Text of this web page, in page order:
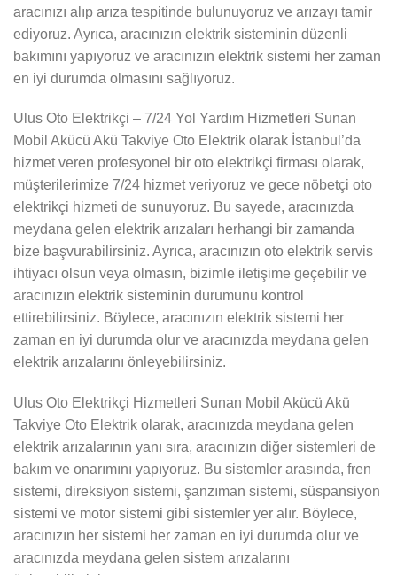
aracınızı alıp arıza tespitinde bulunuyoruz ve arızayı tamir
ediyoruz. Ayrıca, aracınızın elektrik sisteminin düzenli
bakımını yapıyoruz ve aracınızın elektrik sistemi her zaman
en iyi durumda olmasını sağlıyoruz.
Ulus Oto Elektrikçi – 7/24 Yol Yardım Hizmetleri Sunan
Mobil Akücü Akü Takviye Oto Elektrik olarak İstanbul’da
hizmet veren profesyonel bir oto elektrikçi firması olarak,
müşterilerimize 7/24 hizmet veriyoruz ve gece nöbetçi oto
elektrikçi hizmeti de sunuyoruz. Bu sayede, aracınızda
meydana gelen elektrik arızaları herhangi bir zamanda
bize başvurabilirsiniz. Ayrıca, aracınızın oto elektrik servis
ihtiyacı olsun veya olmasın, bizimle iletişime geçebilir ve
aracınızın elektrik sisteminin durumunu kontrol
ettirebilirsiniz. Böylece, aracınızın elektrik sistemi her
zaman en iyi durumda olur ve aracınızda meydana gelen
elektrik arızalarını önleyebilirsiniz.
Ulus Oto Elektrikçi Hizmetleri Sunan Mobil Akücü Akü
Takviye Oto Elektrik olarak, aracınızda meydana gelen
elektrik arızalarının yanı sıra, aracınızın diğer sistemleri de
bakım ve onarımını yapıyoruz. Bu sistemler arasında, fren
sistemi, direksiyon sistemi, şanzıman sistemi, süspansiyon
sistemi ve motor sistemi gibi sistemler yer alır. Böylece,
aracınızın her sistemi her zaman en iyi durumda olur ve
aracınızda meydana gelen sistem arızalarını